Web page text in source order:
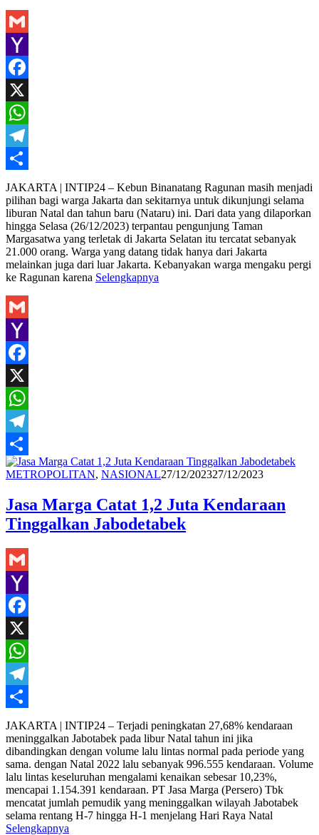
Gmail
Yahoo
Mail
Facebook
X
WhatsApp
Telegram
Share
JAKARTA | INTIP24 – Kebun Binanatang Ragunan masih menjadi
pilihan bagi warga Jakarta dan sekitarnya untuk dikunjungi selama
liburan Natal dan tahun baru (Nataru) ini. Dari data yang dilaporkan
hingga Selasa (26/12/2023) terpantau pengunjung Taman
Margasatwa yang terletak di Jakarta Selatan itu tercatat sebanyak
21.000 orang. Warga yang datang tidak hanya dari Jakarta
melainkan juga dari luar Jakarta. Kebanyakan warga mengaku pergi
ke Ragunan karena Selengkapnya
Gmail
Yahoo
Mail
Facebook
X
WhatsApp
Telegram
Share
METROPOLITAN, NASIONALRedaksi
27/12/202327/12/2023
Jasa Marga Catat 1,2 Juta Kendaraan
Tinggalkan Jabodetabek
Gmail
Yahoo
Mail
Facebook
X
WhatsApp
Telegram
Share
JAKARTA | INTIP24 – Terjadi peningkatan 27,68% kendaraan
meninggalkan Jabotabek pada libur Natal tahun ini jika
dibandingkan dengan volume lalu lintas normal pada periode yang
sama. dengan Natal 2022 lalu sebanyak 996.555 kendaraan. Volume
lalu lintas keseluruhan mengalami kenaikan sebesar 10,23%,
mencapai 1.154.391 kendaraan. PT Jasa Marga (Persero) Tbk
mencatat jumlah pemudik yang meninggalkan wilayah Jabotabek
selama rentang H-7 hingga H-1 menjelang Hari Raya Natal
Selengkapnya